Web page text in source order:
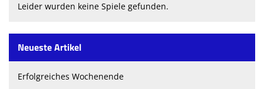
Schnuppertraining F-Mädchen
Teams
Leider wurden keine Spiele gefunden.
Neueste Artikel
Erfolgreiches Wochenende